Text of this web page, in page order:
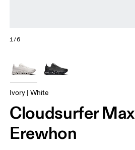
1/6
Ivory | White
Cloudsurfer Max
Erewhon